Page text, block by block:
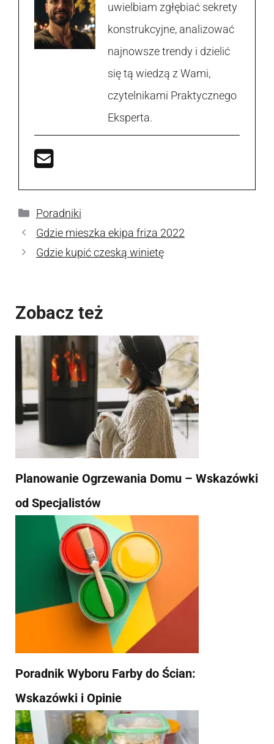
uwielbiam zgłębiać sekrety
konstrukcyjne, analizować
najnowsze trendy i dzielić
się tą wiedzą z Wami,
czytelnikami Praktycznego
Eksperta.
Kategorie
Poradniki
Gdzie mieszka ekipa friza 2022
Gdzie kupić czeską winietę
Zobacz też
Planowanie Ogrzewania Domu – Wskazówki
od Specjalistów
Poradnik Wyboru Farby do Ścian:
Wskazówki i Opinie